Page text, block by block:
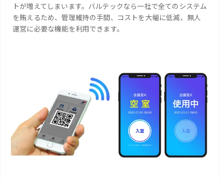
トが増えてしまいます。バルテックなら一社で全てのシステム
を賄えるため、管理維持の手間、コストを大幅に低減、無人
運営に必要な機能を利用できます。